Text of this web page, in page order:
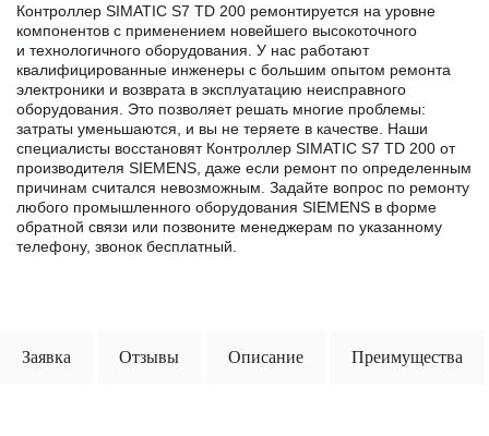
Контроллер SIMATIC S7 TD 200 ремонтируется на уровне
компонентов с применением новейшего высокоточного
и технологичного оборудования. У нас работают
квалифицированные инженеры с большим опытом ремонта
электроники и возврата в эксплуатацию неисправного
оборудования. Это позволяет решать многие проблемы:
затраты уменьшаются, и вы не теряете в качестве. Наши
специалисты восстановят Контроллер SIMATIC S7 TD 200 от
производителя SIEMENS, даже если ремонт по определенным
причинам считался невозможным. Задайте вопрос по ремонту
любого промышленного оборудования SIEMENS в формe
обратной связи или позвоните менеджерам по указанному
телефону, звонок бесплатный.
Заявка Отзывы Описание Преимущества